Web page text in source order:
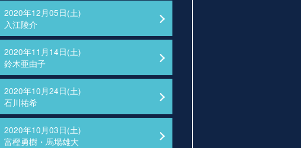
2020年12月05日(土)
入江陵介
2020年11月14日(土)
鈴木亜由子
2020年10月24日(土)
石川祐希
2020年10月03日(土)
富樫勇樹・馬場雄大